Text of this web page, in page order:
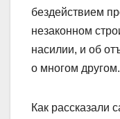
бездействием
незаконном
насилии, и об
о многом другом.
Как рассказали